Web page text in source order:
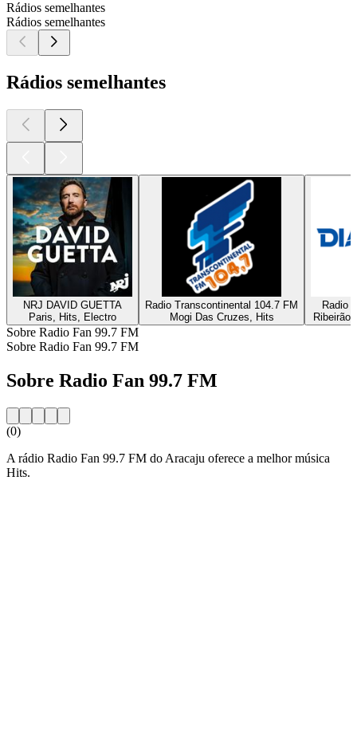
Rádios semelhantes
Rádios semelhantes
Rádios semelhantes
NRJ DAVID GUETTA
Paris, Hits, Electro
Radio Transcontinental 104.7 FM
Mogi Das Cruzes, Hits
Radio
Ribeirão
Sobre Radio Fan 99.7 FM
Sobre Radio Fan 99.7 FM
Sobre Radio Fan 99.7 FM
(0)
A rádio Radio Fan 99.7 FM do Aracaju oferece a melhor música
Hits.